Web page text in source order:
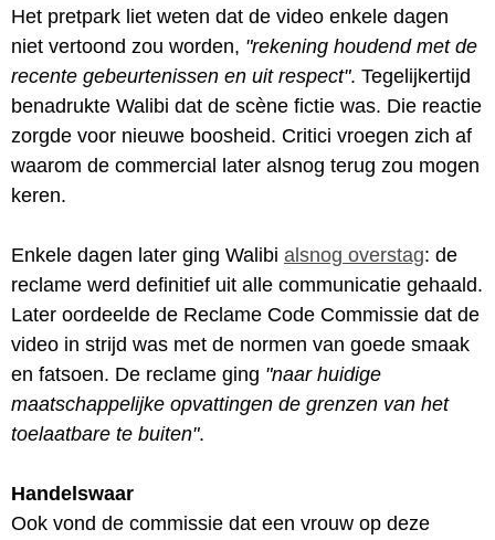
Het pretpark liet weten dat de video enkele dagen
niet vertoond zou worden, "rekening houdend met de
recente gebeurtenissen en uit respect". Tegelijkertijd
benadrukte Walibi dat de scène fictie was. Die reactie
zorgde voor nieuwe boosheid. Critici vroegen zich af
waarom de commercial later alsnog terug zou mogen
keren.
Enkele dagen later ging Walibi alsnog overstag: de
reclame werd definitief uit alle communicatie gehaald.
Later oordeelde de Reclame Code Commissie dat de
video in strijd was met de normen van goede smaak
en fatsoen. De reclame ging "naar huidige
maatschappelijke opvattingen de grenzen van het
toelaatbare te buiten".
Handelswaar
Ook vond de commissie dat een vrouw op deze